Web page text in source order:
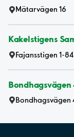
Mätarvägen 16
Kakelstigens
Fajansstigen 1-84
Bondhagsvägen
Bondhagsvägen